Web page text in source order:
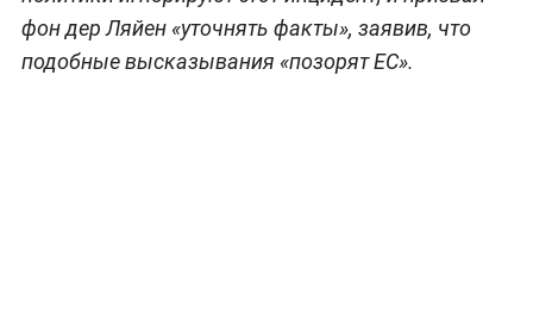
фон дер Ляйен «уточнять факты», заявив, что
подобные высказывания «позорят ЕС».